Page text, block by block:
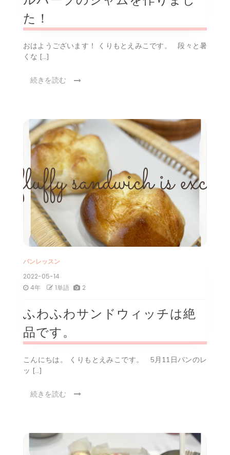
た！
おはようございます！ くりもとえみこです。 段々と暑
くな […]
続きを読む
パンレッスン
2022-05-14
4年
1単語 2
ふわふわサンドウィッチは絶
品です。
こんにちは。 くりもとえみこです。 5月11日パンのレ
ッ […]
続きを読む